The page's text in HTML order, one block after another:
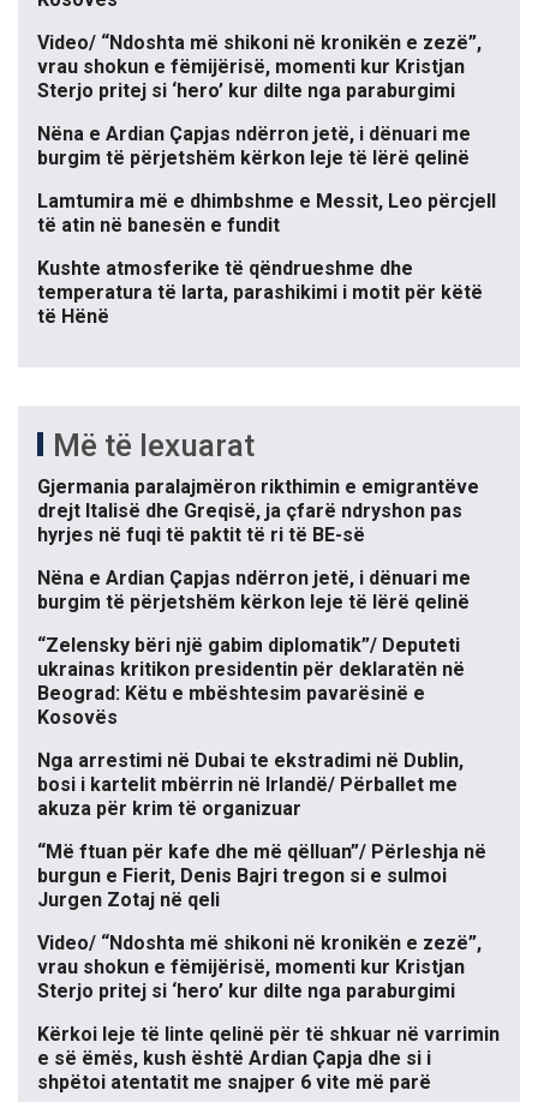
Video/ “Ndoshta më shikoni në kronikën e zezë”,
vrau shokun e fëmijërisë, momenti kur Kristjan
Sterjo pritej si ‘hero’ kur dilte nga paraburgimi
Nëna e Ardian Çapjas ndërron jetë, i dënuari me
burgim të përjetshëm kërkon leje të lërë qelinë
Lamtumira më e dhimbshme e Messit, Leo përcjell
të atin në banesën e fundit
Kushte atmosferike të qëndrueshme dhe
temperatura të larta, parashikimi i motit për këtë
të Hënë
Më të lexuarat
Gjermania paralajmëron rikthimin e emigrantëve
drejt Italisë dhe Greqisë, ja çfarë ndryshon pas
hyrjes në fuqi të paktit të ri të BE-së
Nëna e Ardian Çapjas ndërron jetë, i dënuari me
burgim të përjetshëm kërkon leje të lërë qelinë
“Zelensky bëri një gabim diplomatik”/ Deputeti
ukrainas kritikon presidentin për deklaratën në
Beograd: Këtu e mbështesim pavarësinë e
Kosovës
Nga arrestimi në Dubai te ekstradimi në Dublin,
bosi i kartelit mbërrin në Irlandë/ Përballet me
akuza për krim të organizuar
“Më ftuan për kafe dhe më qëlluan”/ Përleshja në
burgun e Fierit, Denis Bajri tregon si e sulmoi
Jurgen Zotaj në qeli
Video/ “Ndoshta më shikoni në kronikën e zezë”,
vrau shokun e fëmijërisë, momenti kur Kristjan
Sterjo pritej si ‘hero’ kur dilte nga paraburgimi
Kërkoi leje të linte qelinë për të shkuar në varrimin
e së ëmës, kush është Ardian Çapja dhe si i
shpëtoi atentatit me snajper 6 vite më parë